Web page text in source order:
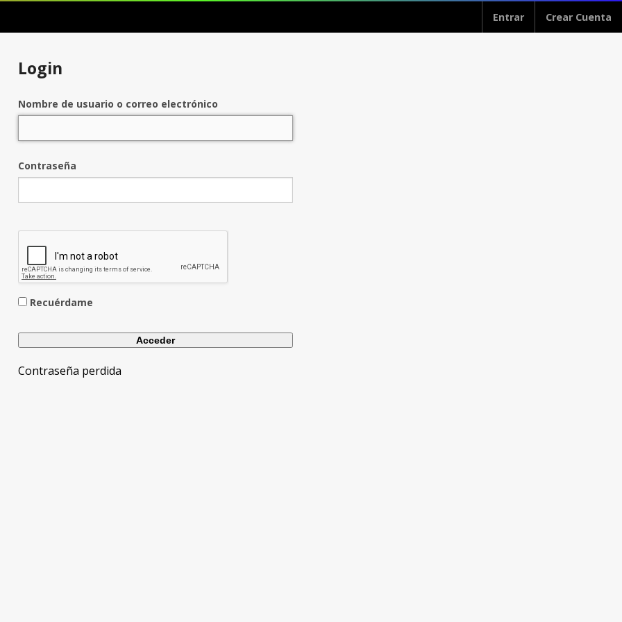
Entrar Crear Cuenta
Login
Nombre de usuario o correo electrónico
Contraseña
Recuérdame
Contraseña perdida